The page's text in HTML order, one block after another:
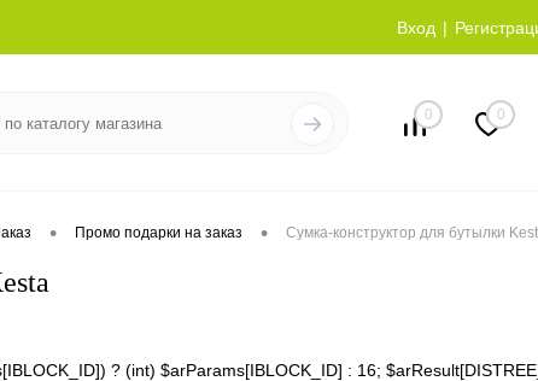
Вход
0 0
• Промо подарки на заказ • Сумка-конструктор для бутылки
? (int) $arParams[IBLOCK_ID] : 16;